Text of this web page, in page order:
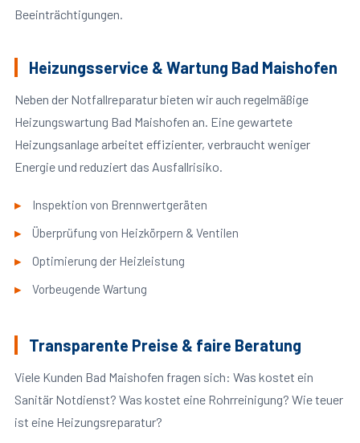
Beeinträchtigungen.
Heizungsservice & Wartung Bad Maishofen
Neben der Notfallreparatur bieten wir auch regelmäßige
Heizungswartung Bad Maishofen an. Eine gewartete
Heizungsanlage arbeitet effizienter, verbraucht weniger
Energie und reduziert das Ausfallrisiko.
Inspektion von Brennwertgeräten
Überprüfung von Heizkörpern & Ventilen
Optimierung der Heizleistung
Vorbeugende Wartung
Transparente Preise & faire Beratung
Viele Kunden Bad Maishofen fragen sich: Was kostet ein
Sanitär Notdienst? Was kostet eine Rohrreinigung? Wie teuer
ist eine Heizungsreparatur?